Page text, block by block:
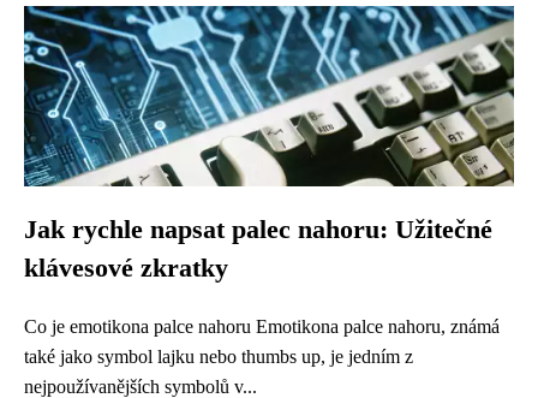
Jak rychle napsat palec nahoru: Užitečné
klávesové zkratky
Co je emotikona palce nahoru Emotikona palce nahoru, známá
také jako symbol lajku nebo thumbs up, je jedním z
nejpoužívanějších symbolů v...